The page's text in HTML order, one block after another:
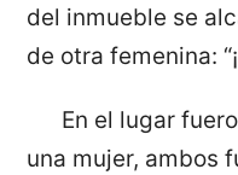
del inmueble se
de otra femenina:
En el lugar
una mujer, ambos